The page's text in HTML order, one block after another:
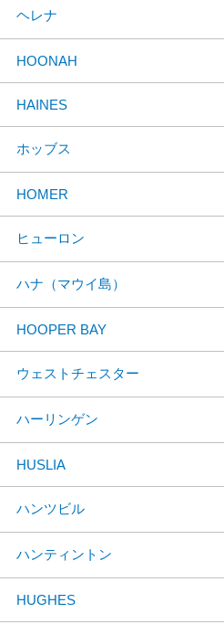
ヘレナ
HOONAH
HAINES
ホッブス
HOMER
ヒューロン
ハナ（マウイ島）
HOOPER BAY
ウェストチェスター
ハーリンゲン
HUSLIA
ハンツビル
ハンティントン
HUGHES